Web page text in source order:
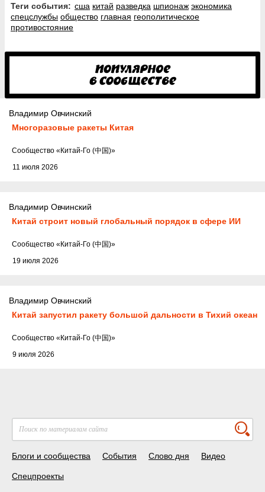
Теги события: сша китай разведка шпионаж экономика
спецслужбы общество главная геополитическое
противостояние
Владимир Овчинский
Многоразовые ракеты Китая
11 июля 2026
Cообщество «Китай-Го (中国)»
Владимир Овчинский
Китай строит новый глобальный порядок в сфере ИИ
19 июля 2026
Cообщество «Китай-Го (中国)»
Владимир Овчинский
Китай запустил ракету большой дальности в Тихий океан
9 июля 2026
Cообщество «Китай-Го (中国)»
Блоги и сообщества События Слово дня Видео
Спецпроекты